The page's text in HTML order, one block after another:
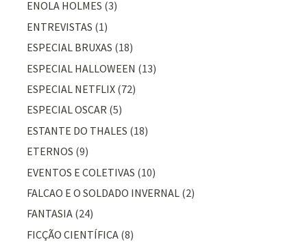
ENOLA HOLMES (3)
ENTREVISTAS (1)
ESPECIAL BRUXAS (18)
ESPECIAL HALLOWEEN (13)
ESPECIAL NETFLIX (72)
ESPECIAL OSCAR (5)
ESTANTE DO THALES (18)
ETERNOS (9)
EVENTOS E COLETIVAS (10)
FALCAO E O SOLDADO INVERNAL (2)
FANTASIA (24)
FICÇÃO CIENTÍFICA (8)